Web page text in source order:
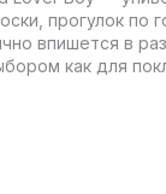
прогулок по
впишется в
как для